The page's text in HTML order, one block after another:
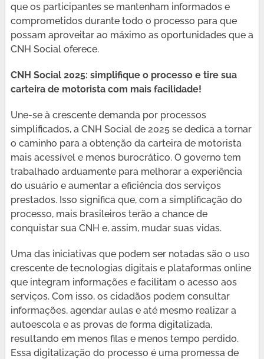
que os participantes se mantenham informados e
comprometidos durante todo o processo para que
possam aproveitar ao máximo as oportunidades que a
CNH Social oferece.
CNH Social 2025: simplifique o processo e tire sua
carteira de motorista com mais facilidade!
Une-se à crescente demanda por processos
simplificados, a CNH Social de 2025 se dedica a tornar
o caminho para a obtenção da carteira de motorista
mais acessível e menos burocrático. O governo tem
trabalhado arduamente para melhorar a experiência
do usuário e aumentar a eficiência dos serviços
prestados. Isso significa que, com a simplificação do
processo, mais brasileiros terão a chance de
conquistar sua CNH e, assim, mudar suas vidas.
Uma das iniciativas que podem ser notadas são o uso
crescente de tecnologias digitais e plataformas online
que integram informações e facilitam o acesso aos
serviços. Com isso, os cidadãos podem consultar
informações, agendar aulas e até mesmo realizar a
autoescola e as provas de forma digitalizada,
resultando em menos filas e menos tempo perdido.
Essa digitalização do processo é uma promessa de